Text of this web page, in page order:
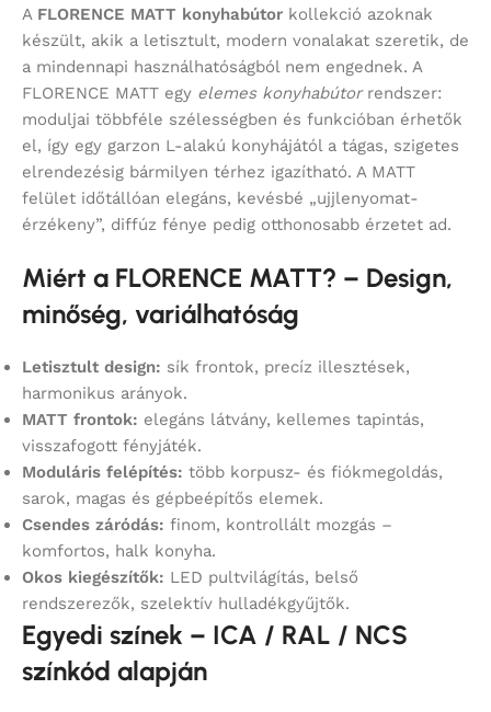
A FLORENCE MATT konyhabútor kollekció azoknak
készült, akik a letisztult, modern vonalakat szeretik, de
a mindennapi használhatóságból nem engednek. A
FLORENCE MATT egy elemes konyhabútorrendszer:
moduljai többféle szélességben és funkcióban érhetők
el, így egy garzon L-alakú konyhájától a tágas, szigetes
elrendezésig bármilyen térhez igazítható. A MATT
felület időtállóan elegáns, kevésbé „ujjlenyomat-
érzékeny”, diffúz fénye pedig otthonosabb érzetet ad.
Miért a FLORENCE MATT? – Design,
minőség, variálhatóság
Letisztult design: sík frontok, precíz illesztések,
harmonikus arányok.
MATT frontok: elegáns látvány, kellemes tapintás,
visszafogott fényjáték.
Moduláris felépítés: több korpusz- és fiókmegoldás,
sarok, magas és gépbeépítős elemek.
Csendes záródás: finom, kontrollált mozgás –
komfortos, halk konyha.
Okos kiegészítők: LED pultvilágítás, belső
rendszerezők, szelektív hulladékgyűjtők.
Egyedi színek – ICA / RAL / NCS
színkód alapján